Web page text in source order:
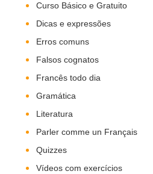
Curso Básico e Gratuito
Dicas e expressões
Erros comuns
Falsos cognatos
Francês todo dia
Gramática
Literatura
Parler comme un Français
Quizzes
Vídeos com exercícios